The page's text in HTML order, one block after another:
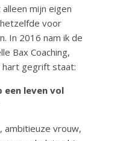
mijn eigen
voor
In 2016 nam ik de
Bax Coaching,
hart gegrift staat:
een leven vol
ambitieuze vrouw,